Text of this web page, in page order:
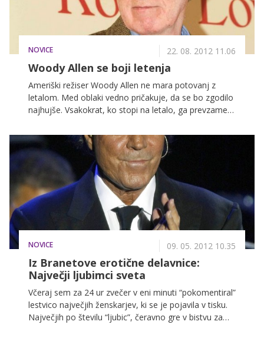
razmišljam z glavo in si poiščem fanta svojih let ali pa
naj pozabim na moralne zadržke in se vržem v to
avanturo? Naj še omenim, da sem bolj resna punca in
ne skačem brezmiselno v avanture. Lolita
NOVICE 22. 08. 2012 11.06
Woody Allen se boji letenja
Ameriški režiser Woody Allen ne mara potovanj z
letalom. Med oblaki vedno pričakuje, da se bo zgodilo
najhujše. Vsakokrat, ko stopi na letalo, ga prevzame
NOVICE 09. 05. 2012 10.35
Iz Branetove erotične delavnice:
Največji ljubimci sveta
Včeraj sem za 24 ur zvečer v eni minuti “pokomentiral”
lestvico največjih ženskarjev, ki se je pojavila v tisku.
Največjih po številu “ljubic”, čeravno gre v bistvu za